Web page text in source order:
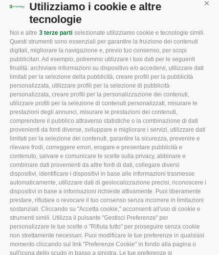
Utilizziamo i cookie e altre
tecnologie
Noi e altre 3 terze parti selezionate utilizziamo cookie e tecnologie simili.
Questi strumenti sono essenziali per garantire la fruizione dei contenuti
digitali, migliorare la navigazione e, previo tuo consenso, per scopi
pubblicitari. Ad esempio, potremmo utilizzare i tuoi dati per le seguenti
finalità: archiviare informazioni su dispositivo e/o accedervi, utilizzare dati
limitati per la selezione della pubblicità, creare profili per la pubblicità
personalizzata, utilizzare profili per la selezione di pubblicità
personalizzata, creare profili per la personalizzazione dei contenuti,
utilizzare profili per la selezione di contenuti personalizzati, misurare le
prestazioni degli annunci, misurare le prestazioni dei contenuti,
comprendere il pubblico attraverso statistiche o la combinazione di dati
provenienti da fonti diverse, sviluppare e migliorare i servizi, utilizzare dati
limitati per la selezione dei contenuti, garantire la sicurezza, prevenire e
rilevare frodi, correggere errori, erogare e presentare pubblicità e
contenuto, salvare e comunicare le scelte sulla privacy, abbinare e
combinare dati provenienti da altre fonti di dati, collegare diversi
dispositivi, identificare i dispositivi in base alle informazioni trasmesse
automaticamente, utilizzare dati di geolocalizzazione precisi, riconoscere i
dispositivi in base a informazioni richieste attivamente. Puoi liberamente
prestare, rifiutare o revocare il tuo consenso senza incorrere in limitazioni
sostanziali. Cliccando su "Accetta cookie," acconsenti all'uso di cookie e
strumenti simili. Utilizza il pulsante "Gestisci Preferenze" per
personalizzare le tue scelte o "Rifiuta tutto" per proseguire senza cookie
non strettamente necessari. Puoi modificare le tue preferenze in qualsiasi
momento cliccando sul link "Preferenze Cookie" in fondo alla pagina o
sull'icona dello scudo in basso a sinistra. Le tue preferenze si
CONFAGRICOLTURA
ROVIGO
L'Associazione
Missione e Progetto
Organigramma aziendale
I Nostri Servizi
Uffici della Sede
provinciale
Le Sedi di Zona
Agricoltori S.r.l.
Whistleblowing
Confagricoltura Rovigo e
Agricoltori srl
CONFAGRICOLTURA
INFORMA
Tecnico
Fiscale
Lavoro
Ambiente
Associazione
CONFAGRICOLTURA
ATTIVA
Notizie in evidenza
Eventi
Comunicati Stampa
Video
Iscrizione Newsletter
Newsletter